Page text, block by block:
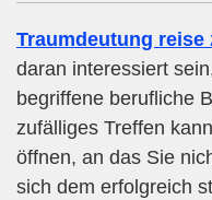
Traumdeutung reise
daran interessiert
begriffene berufliche
zufälliges Treffen
öffnen, an das Sie
sich dem erfolgreich